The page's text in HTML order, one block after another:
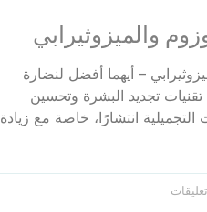
والميزوثيرابي
– أيهما أفضل لنضارة
تجديد البشرة وتحسين
انتشارًا، خاصة مع زيادة